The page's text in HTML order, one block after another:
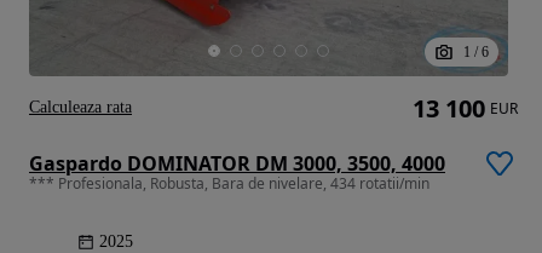
1 / 6
Gaspardo DOMINATOR DM 3000, 3500, 4000
*** Profesionala, Robusta, Bara de nivelare, 434 rotatii/min
2025
13 100 EUR
Calculeaza rata